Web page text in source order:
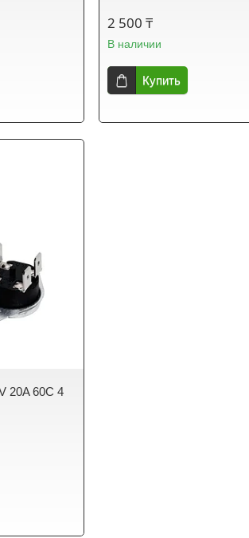
2 500 ₸
В наличии
Купить
20A 60C 4